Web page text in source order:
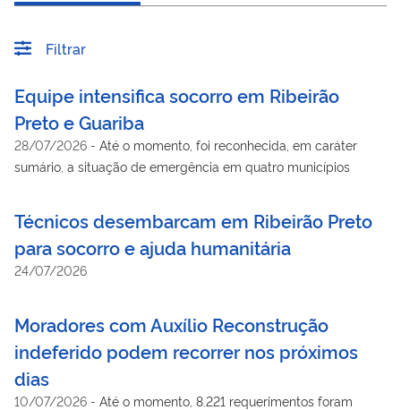
Filtrar
Equipe intensifica socorro em Ribeirão
Preto e Guariba
28/07/2026 - Até o momento, foi reconhecida, em caráter
sumário, a situação de emergência em quatro municípios
Técnicos desembarcam em Ribeirão Preto
para socorro e ajuda humanitária
24/07/2026
Moradores com Auxílio Reconstrução
indeferido podem recorrer nos próximos
dias
10/07/2026 - Até o momento, 8.221 requerimentos foram